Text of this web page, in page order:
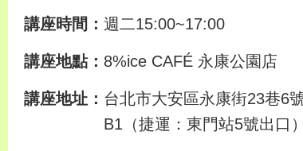
講座時間： 週二15:00~17:00
講座地點： 8%ice CAFÉ 永康公園店
講座地址： 台北市大安區永康街23巷6
B1（捷運：東門站5號出口）